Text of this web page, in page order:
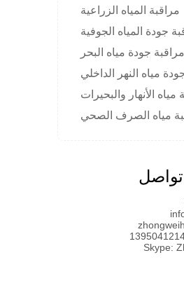
مراقبة المياه الزراعية
جودة المياه الجوفية
مراقبة جودة مياه البحر
مياه النهر الداخلي
مياه الأنهار والبحيرات
مياه الصرف الصحي